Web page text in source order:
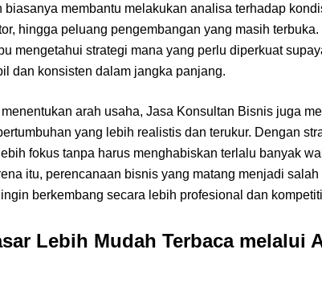
biasanya membantu melakukan analisa terhadap
hingga peluang pengembangan yang masih
mengetahui strategi mana yang perlu diperkuat
dan konsisten dalam jangka panjang.
arah usaha, Jasa Konsultan Bisnis juga
yang lebih realistis dan terukur. Dengan
fokus tanpa harus menghabiskan terlalu banyak
itu, perencanaan bisnis yang matang menjadi
berkembang secara lebih profesional dan
Lebih Mudah Terbaca melalui